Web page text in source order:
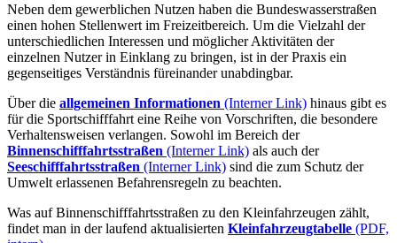
Neben dem gewerblichen Nutzen haben die Bundeswasserstraßen
einen hohen Stellenwert im Freizeitbereich. Um die Vielzahl der
unterschiedlichen Interessen und möglicher Aktivitäten der
einzelnen Nutzer in Einklang zu bringen, ist in der Praxis ein
gegenseitiges Verständnis füreinander unabdingbar.
Über die allgemeinen Informationen (Interner Link) hinaus gibt es
für die Sportschifffahrt eine Reihe von Vorschriften, die besondere
Verhaltensweisen verlangen. Sowohl im Bereich der
Binnenschifffahrtsstraßen (Interner Link) als auch der
Seeschifffahrtsstraßen (Interner Link) sind die zum Schutz der
Umwelt erlassenen Befahrensregeln zu beachten.
Was auf Binnenschifffahrtsstraßen zu den Kleinfahrzeugen zählt,
findet man in der laufend aktualisierten Kleinfahrzeugtabelle (PDF,